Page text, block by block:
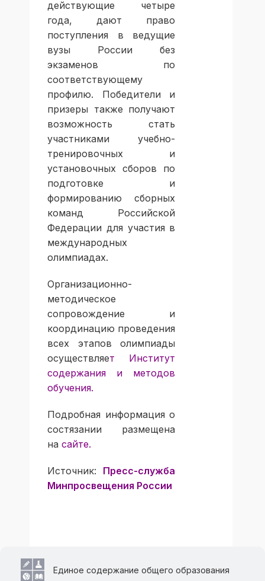
действующие четыре
года, дают право
поступления в ведущие
вузы России без
экзаменов по
соответствующему
профилю. Победители и
призеры также получают
возможность стать
участниками учебно-
тренировочных и
установочных сборов по
подготовке и
формированию сборных
команд Российской
Федерации для участия в
международных
олимпиадах.
Организационно-
методическое
сопровождение и
координацию проведения
всех этапов олимпиады
осуществляет Институт
содержания и методов
обучения.
Подробная информация о
состязании размещена
на сайте.
Источник:
Пресс-служба
Минпросвещения России
Единое содержание общего образования